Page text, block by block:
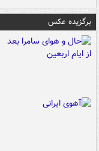
برگزیده عکس